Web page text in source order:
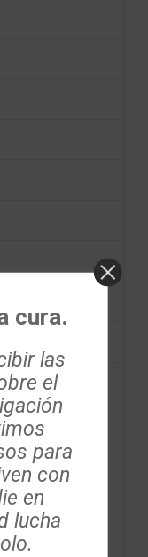
cura.
las
el
para
con
en
lucha